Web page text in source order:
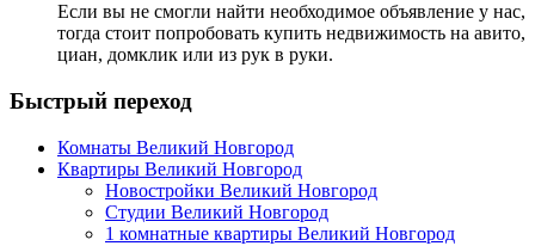
Если вы не смогли найти необходимое объявление у нас,
тогда стоит попробовать купить недвижимость на авито,
циан, домклик или из рук в руки.
Быстрый переход
Комнаты Великий Новгород
Квартиры Великий Новгород
Новостройки Великий Новгород
Студии Великий Новгород
1 комнатные квартиры Великий Новгород